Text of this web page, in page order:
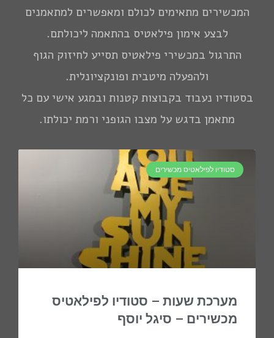
המכשירים מתאימים לכולם ומאפשרים למתאמנים
לבצע אימון פילאטיס בהתאמה ליכולתם.
התרגול במכשירי פילאטיס תסייע לחיזוק הגוף
ולהפעלה מיטבית ופונקציונלית.
בסטודיו נעבוד בקבוצות קטנות ובמגע אישי עם כל
מתאמן בדגש על מצבו הגופני ורמת יכולתו.
סטודיו לפילאטיס מכשירים
מערכת שעות – סטודיו לפילאטיס
מכשירים – סיגל יוסף